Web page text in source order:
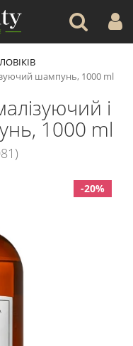
шампунь, 1000 ml
і
1000 ml
-20%